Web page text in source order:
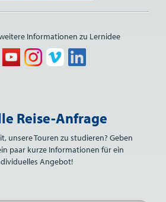
Informationen zu Lernidee
Reise-Anfrage
unsere Touren zu studieren? Geben
paar kurze Informationen für ein
Angebot!